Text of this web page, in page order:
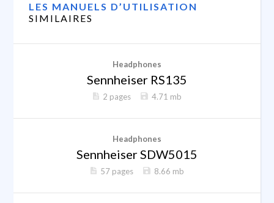
LES MANUELS D’UTILISATION
SIMILAIRES
Headphones
Sennheiser RS135
2 pages 4.71 mb
Headphones
Sennheiser SDW5015
57 pages 8.66 mb